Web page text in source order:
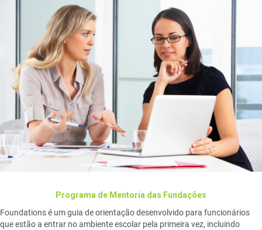
Programa de Mentoria das Fundações
Foundations é um guia de orientação desenvolvido para funcionários
que estão a entrar no ambiente escolar pela primeira vez, incluindo